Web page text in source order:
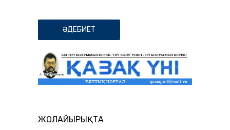
ӘДЕБИЕТ
ЖОЛАЙЫРЫҚТА